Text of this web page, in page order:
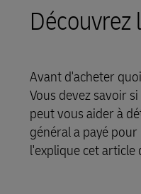
LifeTrack
En savoir plus sur
Avant d'acheter
Vous devez savoir
peut vous aider à
général a payé
l'explique cet